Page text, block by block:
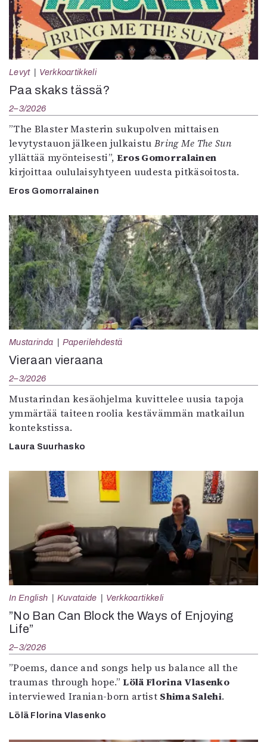
Levyt Verkkoartikkeli
Paa skaks tässä?
2–3/2026
”The Blaster Masterin sukupolven mittaisen
levytystauon jälkeen julkaistu Bring Me The Sun
yllättää myönteisesti”, Eros Gomorralainen
kirjoittaa oululaisyhtyeen uudesta pitkäsoitosta.
Eros Gomorralainen
Mustarinda Paperilehdestä
Vieraan vieraana
2–3/2026
Mustarindan kesäohjelma kuvittelee uusia tapoja
ymmärtää taiteen roolia kestävämmän matkailun
kontekstissa.
Laura Suurhasko
In English Kuvataide Verkkoartikkeli
”No Ban Can Block the Ways of Enjoying
Life”
2–3/2026
”Poems, dance and songs help us balance all the
traumas through hope.”Lölä Florina Vlasenko
interviewed Iranian-born artist Shima Salehi.
Lölä Florina Vlasenko